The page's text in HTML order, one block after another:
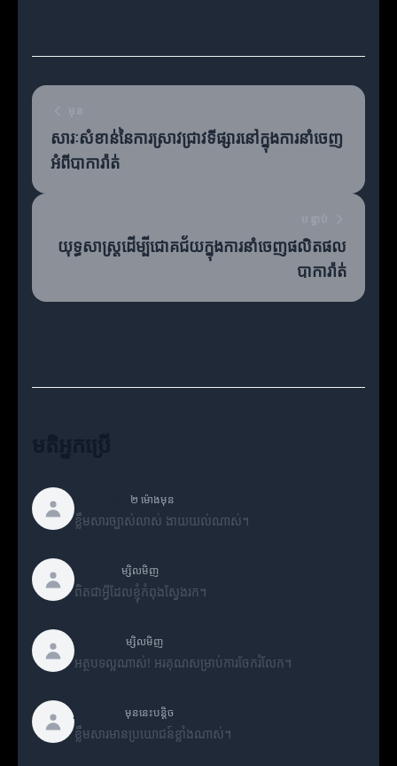
សារៈសំខាន់នៃការស្រាវជ្រាវទីផ្សារនៅក្នុងការនាំចេញ
អំពីបាការ៉ាត់
យុទ្ធសាស្ត្រដើម្បីជោគជ័យក្នុងការនាំចេញផលិតផល
បាការ៉ាត់
២ ម៉ោងមុន
ខ្លឹមសារច្បាស់លាស់ ងាយយល់ណាស់។
ម្សិលមិញ
ពិតជាអ្វីដែលខ្ញុំកំពុងស្វែងរក។
ម្សិលមិញ
អត្ថបទល្អណាស់! អរគុណសម្រាប់ការចែករំលែក។
មុននេះបន្តិច
ខ្លឹមសារមានប្រយោជន៍ខ្លាំងណាស់។